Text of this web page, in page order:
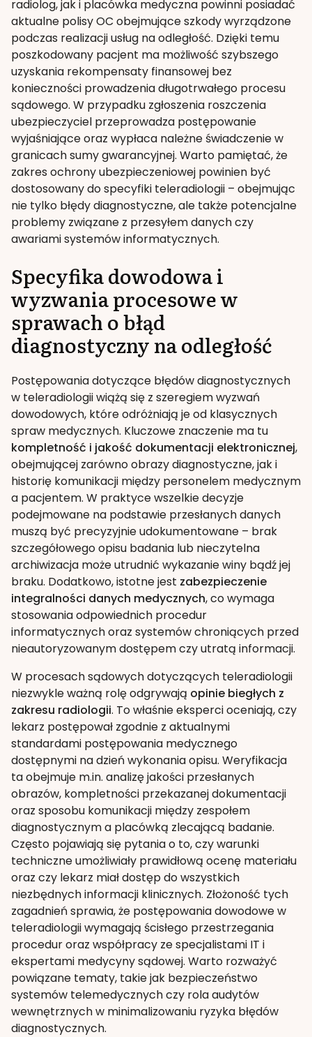
radiolog, jak i placówka medyczna powinni posiadać
aktualne polisy OC obejmujące szkody wyrządzone
podczas realizacji usług na odległość. Dzięki temu
poszkodowany pacjent ma możliwość szybszego
uzyskania rekompensaty finansowej bez
konieczności prowadzenia długotrwałego procesu
sądowego. W przypadku zgłoszenia roszczenia
ubezpieczyciel przeprowadza postępowanie
wyjaśniające oraz wypłaca należne świadczenie w
granicach sumy gwarancyjnej. Warto pamiętać, że
zakres ochrony ubezpieczeniowej powinien być
dostosowany do specyfiki teleradiologii – obejmując
nie tylko błędy diagnostyczne, ale także potencjalne
problemy związane z przesyłem danych czy
awariami systemów informatycznych.
Specyfika dowodowa i
wyzwania procesowe w
sprawach o błąd
diagnostyczny na odległość
Postępowania dotyczące błędów diagnostycznych
w teleradiologii wiążą się z szeregiem wyzwań
dowodowych, które odróżniają je od klasycznych
spraw medycznych. Kluczowe znaczenie ma tu
kompletność i jakość dokumentacji elektronicznej,
obejmującej zarówno obrazy diagnostyczne, jak i
historię komunikacji między personelem medycznym
a pacjentem. W praktyce wszelkie decyzje
podejmowane na podstawie przesłanych danych
muszą być precyzyjnie udokumentowane – brak
szczegółowego opisu badania lub nieczytelna
archiwizacja może utrudnić wykazanie winy bądź jej
braku. Dodatkowo, istotne jest zabezpieczenie
integralności danych medycznych, co wymaga
stosowania odpowiednich procedur
informatycznych oraz systemów chroniących przed
nieautoryzowanym dostępem czy utratą informacji.
W procesach sądowych dotyczących teleradiologii
niezwykle ważną rolę odgrywają opinie biegłych z
zakresu radiologii. To właśnie eksperci oceniają, czy
lekarz postępował zgodnie z aktualnymi
standardami postępowania medycznego
dostępnymi na dzień wykonania opisu. Weryfikacja
ta obejmuje m.in. analizę jakości przesłanych
obrazów, kompletności przekazanej dokumentacji
oraz sposobu komunikacji między zespołem
diagnostycznym a placówką zlecającą badanie.
Często pojawiają się pytania o to, czy warunki
techniczne umożliwiały prawidłową ocenę materiału
oraz czy lekarz miał dostęp do wszystkich
niezbędnych informacji klinicznych. Złożoność tych
zagadnień sprawia, że postępowania dowodowe w
teleradiologii wymagają ścisłego przestrzegania
procedur oraz współpracy ze specjalistami IT i
ekspertami medycyny sądowej. Warto rozważyć
powiązane tematy, takie jak bezpieczeństwo
systemów telemedycznych czy rola audytów
wewnętrznych w minimalizowaniu ryzyka błędów
diagnostycznych.